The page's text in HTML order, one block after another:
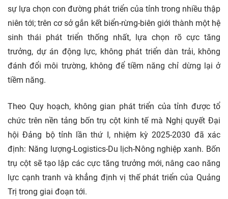
sự lựa chọn con đường phát triển của tỉnh trong nhiều thập
niên tới; trên cơ sở gắn kết biển-rừng-biên giới thành một hệ
sinh thái phát triển thống nhất, lựa chọn rõ cực tăng
trưởng, dự án động lực, không phát triển dàn trải, không
đánh đổi môi trường, không để tiềm năng chỉ dừng lại ở
tiềm năng.
Theo Quy hoạch, không gian phát triển của tỉnh được tổ
chức trên nền tảng bốn trụ cột kinh tế mà Nghị quyết Đại
hội Đảng bộ tỉnh lần thứ I, nhiệm kỳ 2025-2030 đã xác
định: Năng lượng-Logistics-Du lịch-Nông nghiệp xanh. Bốn
trụ cột sẽ tạo lập các cực tăng trưởng mới, nâng cao năng
lực cạnh tranh và khẳng định vị thế phát triển của Quảng
Trị trong giai đoạn tới.